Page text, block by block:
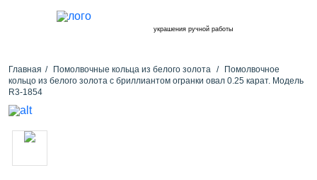
украшения ручной работы
Главная Помолвочные кольца из белого золота
Помолвочное
кольцо из белого золота с бриллиантом огранки овал 0.25 карат. Модель
R3-1854